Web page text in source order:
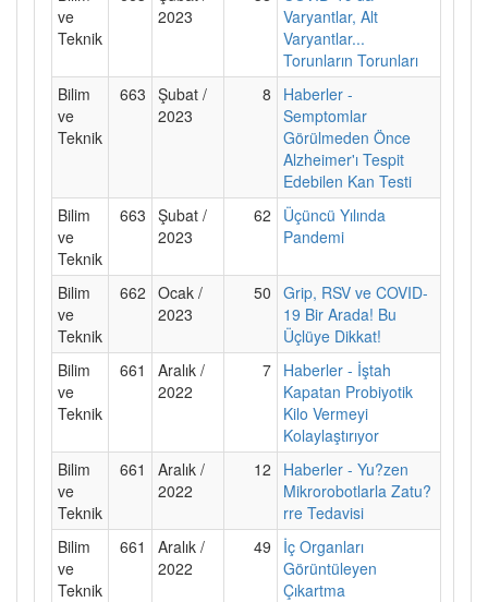
ve
Teknik
2023
Varyantlar, Alt
Varyantlar...
Torunların Torunları
Bilim
ve
Teknik
663 Şubat /
2023
8
Haberler -
Semptomlar
Görülmeden Önce
Alzheimer'ı Tespit
Edebilen Kan Testi
Bilim
ve
Teknik
663 Şubat /
2023
62
Üçüncü Yılında
Pandemi
Bilim
ve
Teknik
662 Ocak /
2023
50 Grip, RSV ve COVID-
19 Bir Arada! Bu
Üçlüye Dikkat!
Bilim
ve
Teknik
661
Aralık /
2022
7 Haberler - İştah
Kapatan Probiyotik
Kilo Vermeyi
Kolaylaştırıyor
Bilim
ve
Teknik
661
Aralık /
2022
12
Haberler - Yu?zen
Mikrorobotlarla Zatu?
rre Tedavisi
Bilim
ve
Teknik
661
Aralık /
2022
49
İç Organları
Görüntüleyen
Çıkartma